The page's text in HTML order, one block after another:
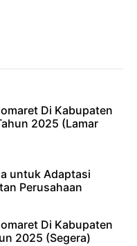
Di Kabupaten
2025 (Lamar
untuk Adaptasi
Perusahaan
Di Kabupaten
2025 (Segera)